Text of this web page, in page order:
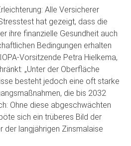
Alle Versicherer
hat gezeigt, dass die
ihre finanzielle Gesundheit auch
Bedingungen erhalten
Vorsitzende Petra Hielkema,
„Unter der Oberfläche
besteht jedoch eine oft starke
die bis 2032
Ohne diese abgeschwächten
sich ein trüberes Bild der
der langjährigen Zinsmalaise